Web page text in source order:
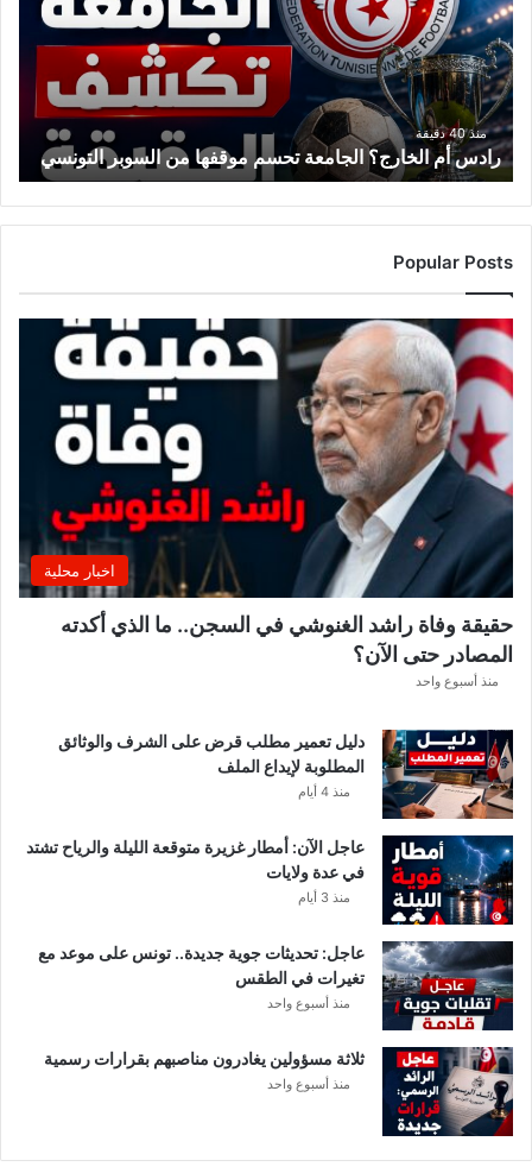
الجامعة
تحسم
موقفها
من
السوبر
التونسي
منذ 40 دقيقة
رادس أم الخارج؟ الجامعة تحسم موقفها من السوبر التونسي
Popular Posts
اخبار محلية
حقيقة وفاة راشد الغنوشي في السجن.. ما الذي أكدته
المصادر حتى الآن؟
منذ أسبوع واحد
دليل تعمير مطلب قرض على الشرف والوثائق
المطلوبة لإيداع الملف
منذ 4 أيام
عاجل الآن: أمطار غزيرة متوقعة الليلة والرياح تشتد
في عدة ولايات
منذ 3 أيام
عاجل: تحديثات جوية جديدة.. تونس على موعد مع
تغيرات في الطقس
منذ أسبوع واحد
ثلاثة مسؤولين يغادرون مناصبهم بقرارات رسمية
منذ أسبوع واحد